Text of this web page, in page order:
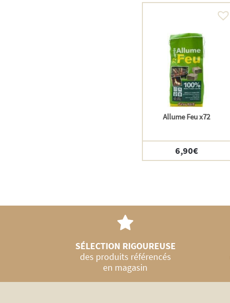
Allume Feu x72
6,90€
SÉLECTION RIGOUREUSE
des produits référencés
en magasin